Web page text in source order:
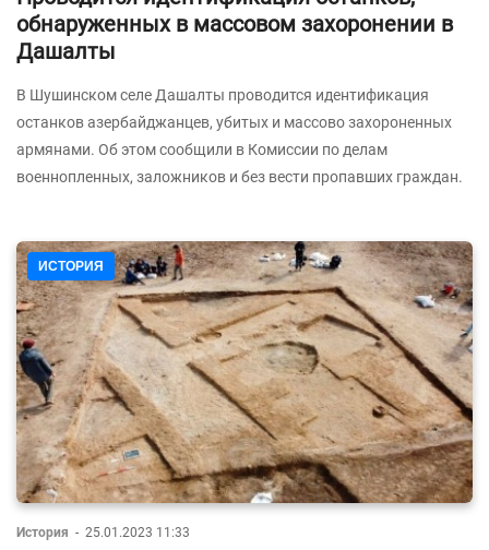
обнаруженных в массовом захоронении в
Дашалты
В Шушинском селе Дашалты проводится идентификация
останков азербайджанцев, убитых и массово захороненных
армянами. Об этом сообщили в Комиссии по делам
военнопленных, заложников и без вести пропавших граждан.
ИСТОРИЯ
История - 25.01.2023 11:33